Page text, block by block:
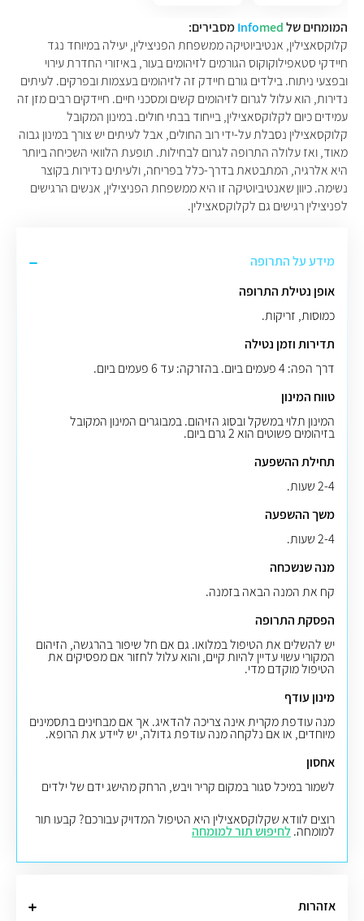
המומחים של Infomed
מסבירים:
קלוקסאצילין, אנטיביוטיקה ממשפחת הפניצילין, יעילה במיוחד נגד
חיידקי סטאפילוקוקוס הגורמים לזיהומים בעור, באיזורי החדרת עירוי
ובפצעי ניתוח. בילדים גורם חיידק זה לזיהומים בעצמות ובפרקים. לעיתים
נדירות, הוא עלול לגרום לזיהומים קשים ומסכני חיים. חיידקים רבים מזן זה
עמידים כיום לקלוקסאצילין, בייחוד בבתי חולים. במינון המקובל
קלוקסאצילין נסבלת על-ידי רוב החולים, אבל לעיתים יש צורך במינון גבוה
מאוד, ואז עלולה התרופה לגרום לבחילות. תופעת הלוואי השכיחה ביותר
היא אלרגיה, המתבטאת בדרך-כלל בפריחה, ולעיתים נדירות בקוצר
נשימה. כיוון שאנטיביוטיקה זו היא ממשפחת הפניצילין, אנשים הרגישים
לפניצילין רגישים גם לקלוקסאצילין.
מידע על התרופה
אופן נטילת התרופה
כמוסות, זריקות.
תדירות וזמן נטילה
דרך הפה: 4 פעמים ביום. בהזרקה: עד 6 פעמים ביום.
טווח המינון
המינון תלוי במשקל ובסוג הזיהום. במבוגרים המינון המקובל
בזיהומים פשוטים הוא 2 גרם ביום.
תחילת ההשפעה
2-4 שעות.
משך ההשפעה
2-4 שעות.
מנה שנשכחה
קח את המנה הבאה בזמנה.
הפסקת התרופה
יש להשלים את הטיפול במלואו. גם אם חל שיפור בהרגשה, הזיהום
המקורי עשוי עדיין להיות קיים, והוא עלול לחזור אם מפסיקים את
הטיפול מוקדם מדי.
מינון עודף
מנה עודפת מקרית אינה צריכה להדאיג. אך אם מבחינים בתסמינים
מיוחדים, או אם נלקחה מנה עודפת גדולה, יש ליידע את הרופא.
אחסון
לשמור במיכל סגור במקום קריר ויבש, הרחק מהישג ידם של ילדים
רוצים לוודא שקלוקסאצילין היא הטיפול המדויק עבורכם? קבעו תור
למומחה.לחיפוש תור למומחה
אזהרות